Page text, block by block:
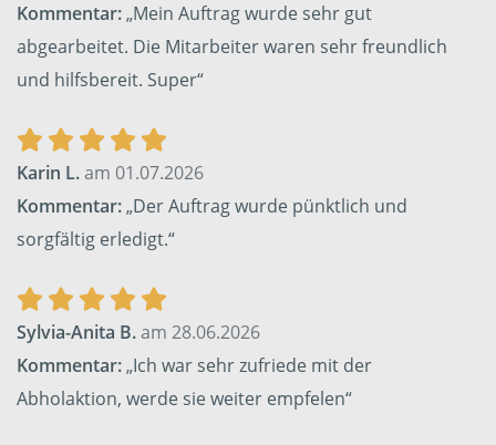
Kommentar:„Mein Auftrag wurde sehr gut
abgearbeitet. Die Mitarbeiter waren sehr freundlich
und hilfsbereit. Super“
Karin L.am 01.07.2026
Kommentar:„Der Auftrag wurde pünktlich und
sorgfältig erledigt.“
Sylvia-Anita B.am 28.06.2026
Kommentar:„Ich war sehr zufriede mit der
Abholaktion, werde sie weiter empfelen“